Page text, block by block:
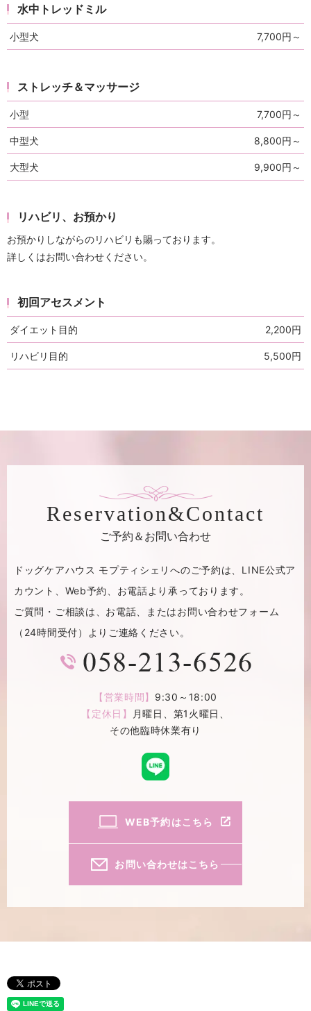
水中トレッドミル
小型犬 7,700円～
ストレッチ＆マッサージ
小型 7,700円～
中型犬 8,800円～
大型犬 9,900円～
リハビリ、お預かり
お預かりしながらのリハビリも賜っております。
詳しくはお問い合わせください。
初回アセスメント
ダイエット目的 2,200円
リハビリ目的 5,500円
Reservation&Contact
ご予約＆お問い合わせ
ドッグケアハウス モプティシェリへのご予約は、 LINE公式ア
カウント、Web予約、お電話より承っております。
ご質問・ご相談は、お電話、またはお問い合わせフォーム
（24時間受付）よりご連絡ください。
【営業時間】 9:30～18:00
【定休日】
月曜日、第1火曜日、
その他臨時休業有り
WEB予約はこちら
お問い合わせはこちら